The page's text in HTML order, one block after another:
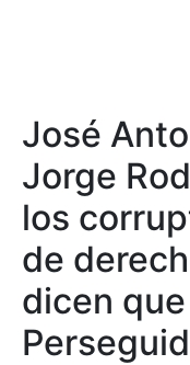
José
Jorge
los
de
dicen